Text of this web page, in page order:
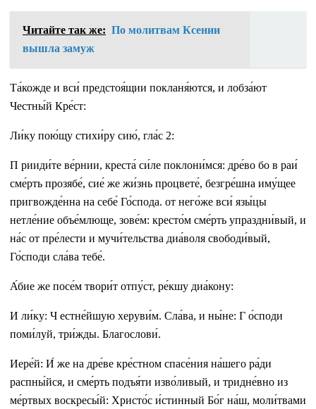
Читайте так же: По молитвам Ксении
вышла замуж
Та́кожде и вси́ предстоя́щии покланя́ются, и лобза́ют
Честны́й Кре́ст:
Ли́ку пою́щу стихи́ру сию́, гла́с 2:
П рииди́те ве́рнии, креста́ си́ле поклони́мся: дре́во бо в раи́
сме́рть прозябе́, сие́ же жи́знь процвете́, безгре́шна иму́щее
пригвожде́нна на себе́ Го́спода. от него́же вси́ язы́цы
нетле́ние объе́млюще, зове́м: кресто́м сме́рть упраздни́вый, и
на́с от пре́лести и мучи́тельства диа́воля свободи́вый,
Го́споди сла́ва тебе́.
А́бие же посе́м твори́т отпу́ст, ре́кшу диа́кону:
И ли́ку: Ч естне́йшую херуви́м. Сла́ва, и ны́не: Г о́споди
поми́луй, три́жды. Благослови́.
Иере́й: И́ же на дре́ве кре́стном спасе́ния на́шего ра́ди
распны́йся, и сме́рть подъя́ти изво́ливый, и тридне́вно из
ме́ртвых воскресы́й: Христо́с и́стинный Бо́г на́ш, моли́твами